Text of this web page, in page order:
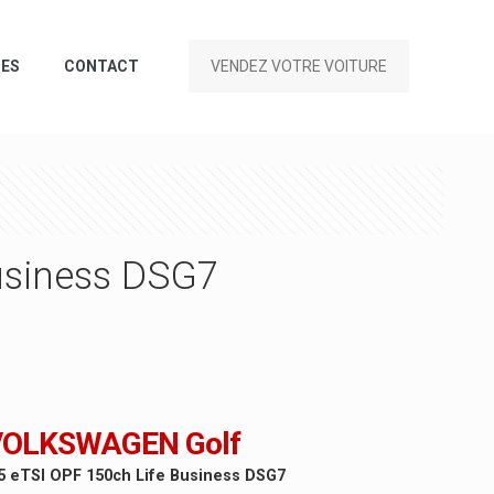
CONTACT VENDEZ VOTRE VOITURE
DSG7
Golf
eTSI OPF 150ch Life Business DSG7